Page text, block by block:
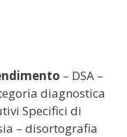
– DSA –
diagnostica
Specifici di
– disortografia